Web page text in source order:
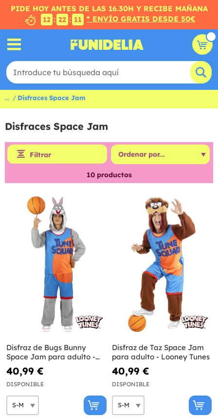
PIDE HOY ANTES DE LAS 16.30H Y RECIBE MAÑANA
12 : 22 : 11 * ENVÍO GRATIS DESDE 50€
... Disfraces Space Jam
Disfraces Space Jam
Filtrar
10productos
Disfraz de Bugs Bunny
Space Jam para adulto -
Looney Tunes
40,99 €
DISPONIBLE
Disfraz de Taz Space Jam
para adulto - Looney Tunes
40,99 €
DISPONIBLE